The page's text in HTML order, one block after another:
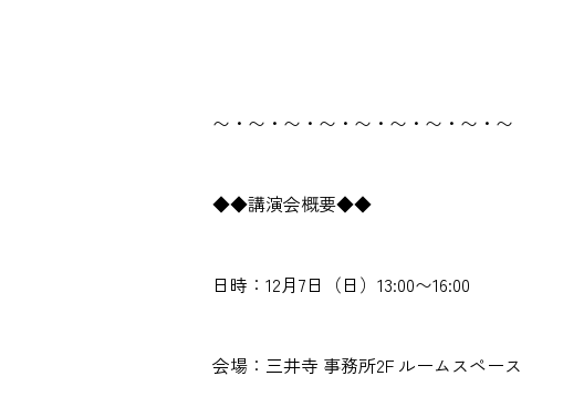
〜・〜・〜・〜・〜・〜・〜・〜・〜
◆◆講演会概要◆◆
日時：12月7日（日）13:00〜16:00
会場：三井寺 事務所2F ルームスペース